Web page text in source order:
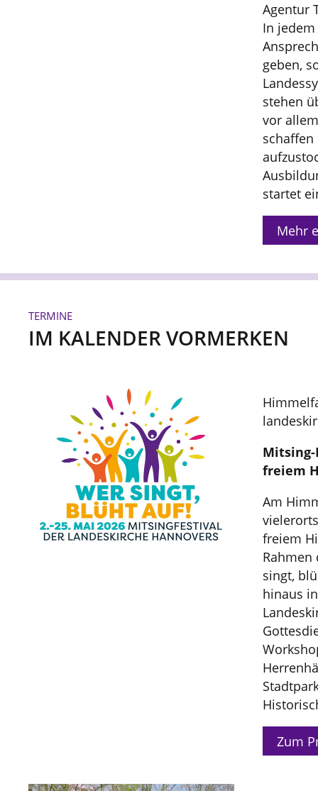
Agentur
In
geben,
stehen
vor
startet
Mehr
TERMINE
IM KALENDER VORMERKEN
freiem
Am
freiem
Rahmen
singt,
hinaus
Zum